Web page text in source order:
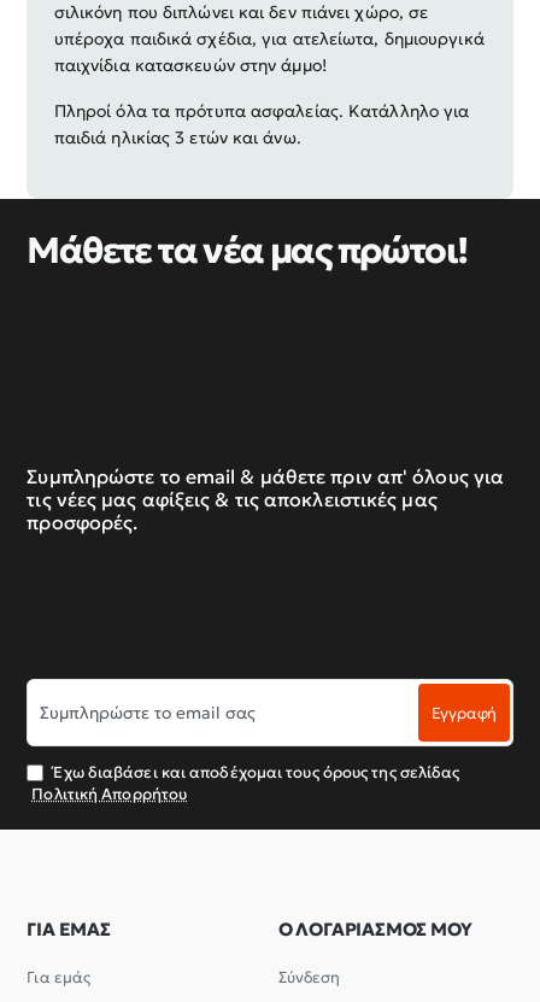
σιλικόνη που διπλώνει και δεν πιάνει χώρο, σε
υπέροχα παιδικά σχέδια, για ατελείωτα, δημιουργικά
παιχνίδια κατασκευών στην άμμο!
Πληροί όλα τα πρότυπα ασφαλείας. Κατάλληλο για
παιδιά ηλικίας 3 ετών και άνω.
Μάθετε τα νέα μας πρώτοι!
Συμπληρώστε το email & μάθετε πριν απ' όλους για
τις νέες μας αφίξεις & τις αποκλειστικές μας
προσφορές.
Συμπληρώστε
το
email
σας
Εγγραφή
Έχω διαβάσει και αποδέχομαι τους όρους της σελίδας
Πολιτική Απορρήτου
ΓΙΑ ΕΜΑΣ
Για εμάς
Ο ΛΟΓΑΡΙΑΣΜΟΣ ΜΟΥ
Σύνδεση